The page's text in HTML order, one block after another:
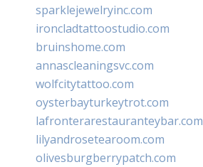
sparklejewelryinc.com
ironcladtattoostudio.com
bruinshome.com
annascleaningsvc.com
wolfcitytattoo.com
oysterbayturkeytrot.com
lafronterarestauranteybar.com
lilyandrosetearoom.com
olivesburgberrypatch.com